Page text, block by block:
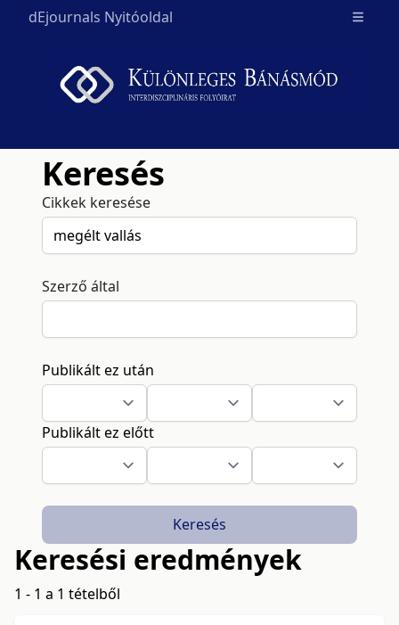
dEjournals Nyitóoldal Open
Keresés
Cikkek keresése
Szerző által
Publikált ez után
Publikált ez előtt
Keresés
Keresési eredmények
1 - 1 a 1 tételből